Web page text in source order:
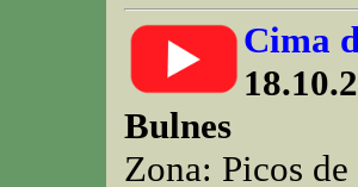
Cima
Bulnes
Zona: Picos